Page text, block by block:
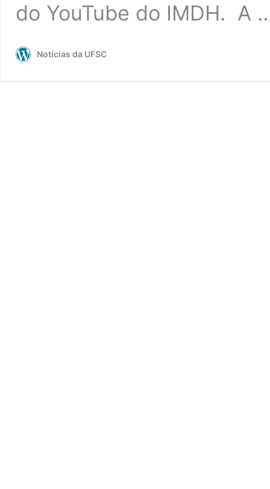
do YouTube do IMDH. A
Notícias da UFSC